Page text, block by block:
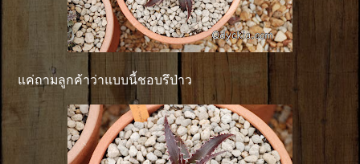
แค่ถามลูกค้าว่าแบบนี้ชอบรึป่าว